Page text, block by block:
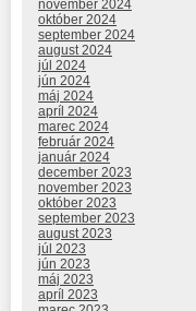
november 2024
október 2024
september 2024
august 2024
júl 2024
jún 2024
máj 2024
apríl 2024
marec 2024
február 2024
január 2024
december 2023
november 2023
október 2023
september 2023
august 2023
júl 2023
jún 2023
máj 2023
apríl 2023